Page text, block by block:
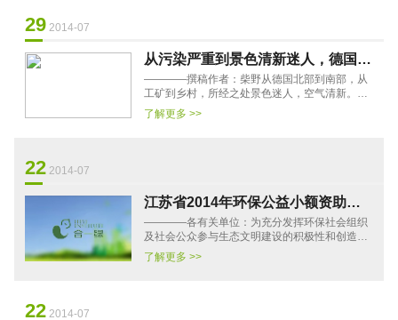
29 2014-07
从污染严重到景色清新迷人，德国环
境怎么变好的
————撰稿作者：柴野从德国北部到南部，从
工矿到乡村，所经之处景色迷人，空气清新。连
绵不断的森林，开阔的草地，无污染的风力发电
大风车以及清澈流淌的河···
了解更多 >>
22 2014-07
江苏省2014年环保公益小额资助项
目征集公告
————各有关单位：为充分发挥环保社会组织
及社会公众参与生态文明建设的积极性和创造
力，努力营造全社会共同参与环保公益的良好氛
围，江苏省环境保护宣传教···
了解更多 >>
22 2014-07